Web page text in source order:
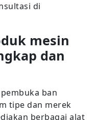
di
mesin
dan
ban
tipe dan merek
berbagai alat